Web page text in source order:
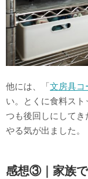
他には、「文房具コ
い。とくに食料ス
つも後回しにして
やる気が出ました。
感想③｜家族